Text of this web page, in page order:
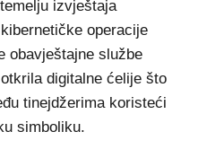
izvještaja
operacije
obavještajne službe
digitalne ćelije što
tinejdžerima koristeći
simboliku.